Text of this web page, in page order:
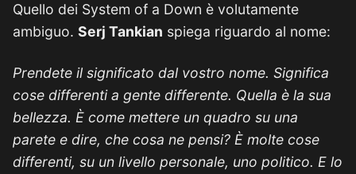
Quello dei System of a Down è volutamente
ambiguo. Serj Tankian spiega riguardo al nome:
Prendete il significato dal vostro nome. Significa
cose differenti a gente differente. Quella è la sua
bellezza. È come mettere un quadro su una
parete e dire, che cosa ne pensi? È molte cose
differenti, su un livello personale, uno politico. E lo